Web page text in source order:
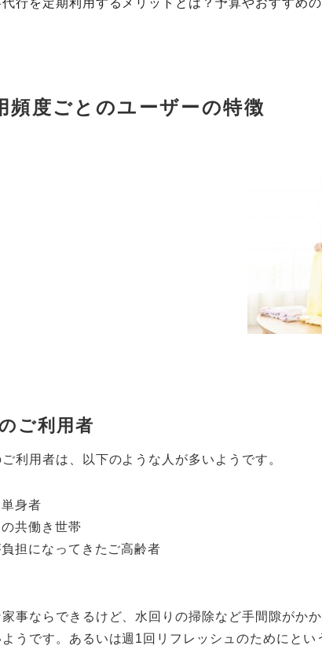
代行を定期利用するメリットとは？予算やおすすめの
頻度ごとのユーザーの特徴
ご利用者
利用者は、以下のような人が多いようです。
身者
共働き世帯
担になってきたご高齢者
事ならできるけど、水回りの掃除など手間隙がか
うです。あるいは週1回リフレッシュのためにとい